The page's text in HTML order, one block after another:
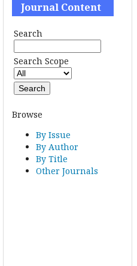
Journal Content
Search
Search Scope
Browse
By Issue
By Author
By Title
Other Journals